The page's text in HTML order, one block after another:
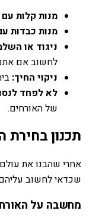
מנות קלות עם
מנות כבדות
ניגוד או
לחשוב אם אתם
ניקוי החיך:
לא לפחד
של האורחים.
תכנון בחירת
אחרי שהבנו את
שכדאי לחשוב
מחשבה על